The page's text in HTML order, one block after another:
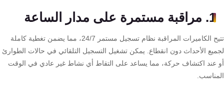
1. مراقبة مستمرة على مدار الساعة
تتيح الكاميرات المراقبة نظام تسجيل مستمر 24/7، مما يضمن تغطية كاملة
الأحداث دون انقطاع. يمكن تشغيل التسجيل التلقائي في حالات الطوارئ
عند اكتشاف حركة، مما يساعد على التقاط أي نشاط غير عادي في الوقت
جهاز
الحضور
والانصراف